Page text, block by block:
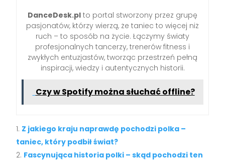
DanceDesk.pl to portal stworzony przez grupę
pasjonatów, którzy wierzą, że taniec to więcej niż
ruch – to sposób na życie. Łączymy światy
profesjonalnych tancerzy, trenerów fitness i
zwykłych entuzjastów, tworząc przestrzeń pełną
inspiracji, wiedzy i autentycznych historii.
Czy w Spotify można słuchać offline?
Z jakiego kraju naprawdę pochodzi polka –
taniec, który podbił świat?
Fascynująca historia polki – skąd pochodzi ten